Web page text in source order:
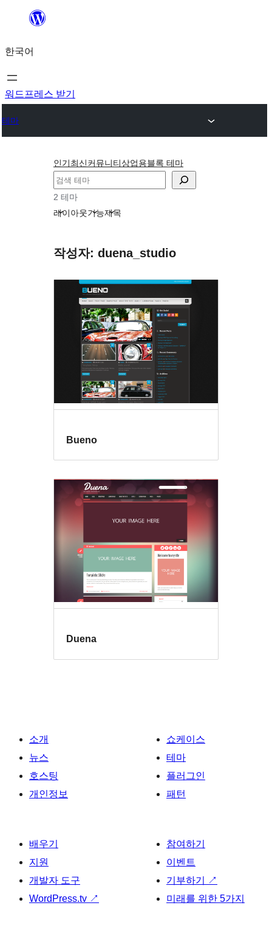
츠
로
바
가
한국어
워드프레스 받기
테마
인기최신커뮤니티상업용블록 테마
검
색
2 테마
레이아웃기능제목
작성자: duena_studio
Bueno
Duena
소개
뉴스
호스팅
개인정보
쇼케이스
테마
플러그인
패턴
배우기
지원
개발자 도구
WordPress.tv ↗
참여하기
이벤트
기부하기
↗
미래를 위한 5가지